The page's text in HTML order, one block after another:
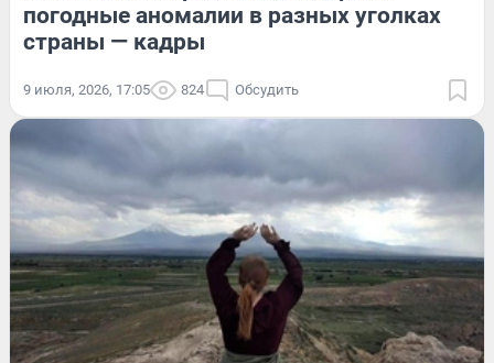
погодные аномалии в разных уголках
страны — кадры
9 июля, 2026, 17:05 824 Обсудить